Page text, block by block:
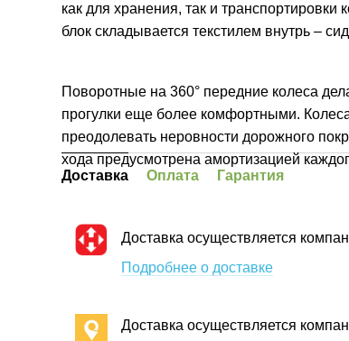
как для хранения, так и
блок складывается текстилем внутрь –
Поворотные на 360° передние колеса
прогулки еще более комфортными.
преодолевать неровности дорожного
хода предусмотрена амортизацией
Доставка
Оплата Гарантия
Доставка осуществляется
Подробнее о доставке
Доставка осуществляется